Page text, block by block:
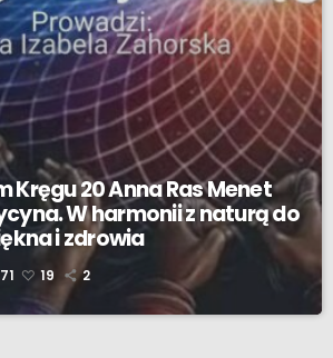
Kręgu 20 Anna Ras Menet
W harmonii z naturą do
i zdrowia
19 2